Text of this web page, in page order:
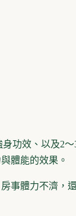
功效、以及2
體能的效果。
體力不濟，